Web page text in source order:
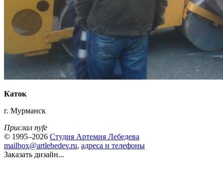
Каток
г. Мурманск
Прислал nyfe
© 1995–2026 Студия Артемия Лебедева
mailbox@artlebedev.ru, адреса и телефоны
Заказать дизайн...